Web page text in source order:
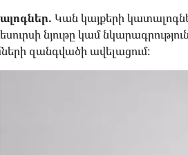
Կան կայքերի
նյութը կամ
զանգվածի ավելացում: